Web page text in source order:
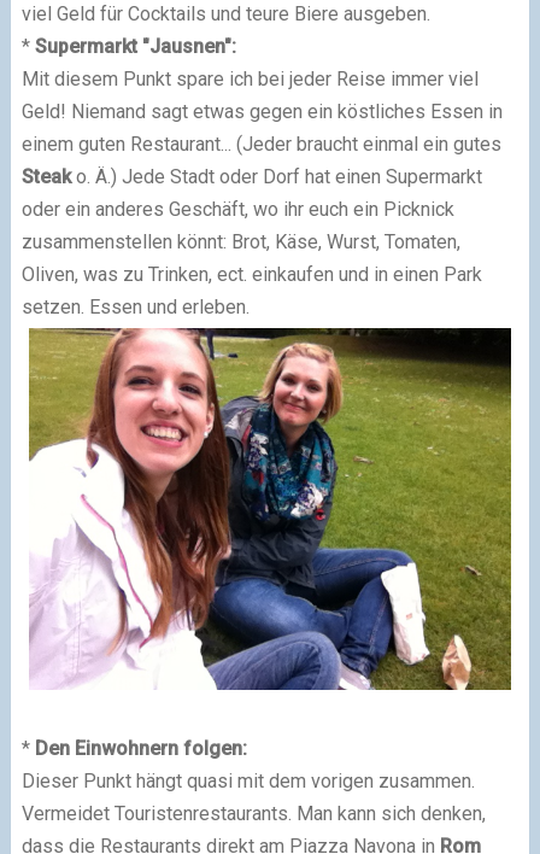
viel Geld für Cocktails und teure Biere ausgeben.
*Supermarkt "Jausnen":
Mit diesem Punkt spare ich bei jeder Reise immer viel
Geld! Niemand sagt etwas gegen ein köstliches Essen in
einem guten Restaurant... (Jeder braucht einmal ein gutes
Steako. Ä.) Jede Stadt oder Dorf hat einen Supermarkt
oder ein anderes Geschäft, wo ihr euch ein Picknick
zusammenstellen könnt: Brot, Käse, Wurst, Tomaten,
Oliven, was zu Trinken, ect. einkaufen und in einen Park
setzen. Essen und erleben.
* Den Einwohnern folgen:
Dieser Punkt hängt quasi mit dem vorigen zusammen.
Vermeidet Touristenrestaurants. Man kann sich denken,
dass die Restaurants direkt am Piazza Navona in Rom